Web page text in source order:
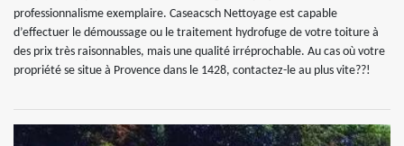
professionnalisme exemplaire. Caseacsch Nettoyage est capable
d’effectuer le démoussage ou le traitement hydrofuge de votre toiture à
des prix très raisonnables, mais une qualité irréprochable. Au cas où votre
propriété se situe à Provence dans le 1428, contactez-le au plus vite??!